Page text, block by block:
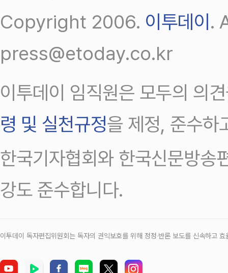
Copyright 2006. 이투데이 .
press@etoday.co.kr
이투데이 임직원은 모두의 의
령 및 실천규정을 제정, 준수하
한국기자협회와 한국신문방송
강도 준수합니다.
이투데이 독자편집위원회는 독자의 권익보호를 위해 정정‧반론 보도를 신속하고